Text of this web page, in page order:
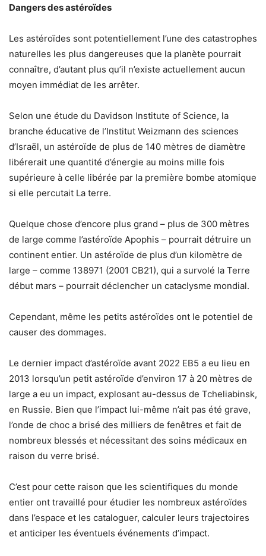
Dangers des astéroïdes
Les astéroïdes sont potentiellement l’une des catastrophes
naturelles les plus dangereuses que la planète pourrait
connaître, d’autant plus qu’il n’existe actuellement aucun
moyen immédiat de les arrêter.
Selon une étude du Davidson Institute of Science, la
branche éducative de l’Institut Weizmann des sciences
d’Israël, un astéroïde de plus de 140 mètres de diamètre
libérerait une quantité d’énergie au moins mille fois
supérieure à celle libérée par la première bombe atomique
si elle percutait La terre.
Quelque chose d’encore plus grand – plus de 300 mètres
de large comme l’astéroïde Apophis – pourrait détruire un
continent entier. Un astéroïde de plus d’un kilomètre de
large – comme 138971 (2001 CB21), qui a survolé la Terre
début mars – pourrait déclencher un cataclysme mondial.
Cependant, même les petits astéroïdes ont le potentiel de
causer des dommages.
Le dernier impact d’astéroïde avant 2022 EB5 a eu lieu en
2013 lorsqu’un petit astéroïde d’environ 17 à 20 mètres de
large a eu un impact, explosant au-dessus de Tcheliabinsk,
en Russie. Bien que l’impact lui-même n’ait pas été grave,
l’onde de choc a brisé des milliers de fenêtres et fait de
nombreux blessés et nécessitant des soins médicaux en
raison du verre brisé.
C’est pour cette raison que les scientifiques du monde
entier ont travaillé pour étudier les nombreux astéroïdes
dans l’espace et les cataloguer, calculer leurs trajectoires
et anticiper les éventuels événements d’impact.